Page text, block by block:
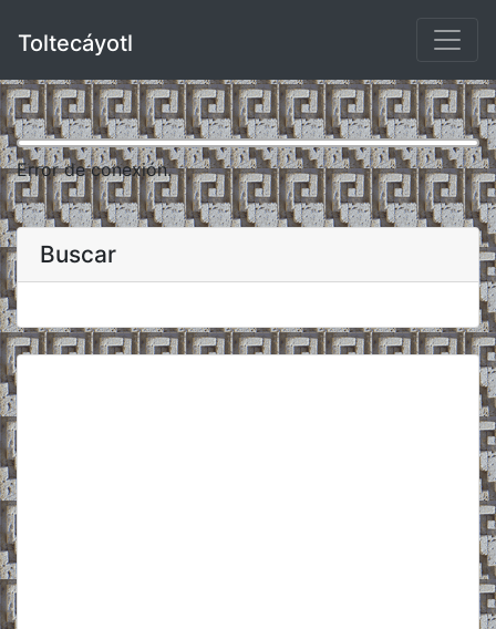
Toltecáyotl
Error de conexión.
Buscar